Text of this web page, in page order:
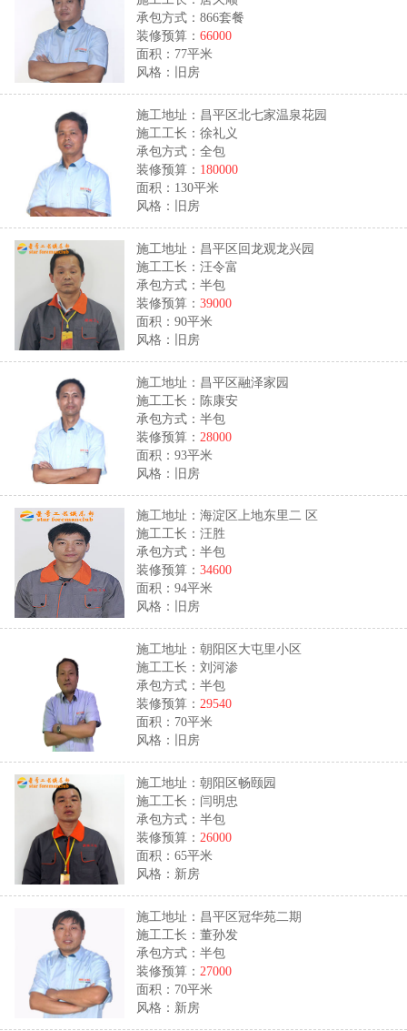
承包方式：866套餐
装修预算：66000
面积：77平米
风格：旧房
施工地址：昌平区北七家温泉花园
施工工长：徐礼义
承包方式：全包
装修预算： 180000
面积：130平米
风格：旧房
施工地址：昌平区回龙观龙兴园
施工工长：汪令富
承包方式：半包
装修预算：39000
面积：90平米
风格：旧房
施工地址：昌平区融泽家园
施工工长：陈康安
承包方式：半包
装修预算： 28000
面积：93平米
风格：旧房
施工地址：海淀区上地东里二 区
施工工长：汪胜
承包方式：半包
装修预算：34600
面积：94平米
风格：旧房
施工地址：朝阳区大屯里小区
施工工长：刘河渗
承包方式：半包
装修预算：29540
面积：70平米
风格：旧房
施工地址：朝阳区畅颐园
施工工长：闫明忠
承包方式：半包
装修预算： 26000
面积：65平米
风格：新房
施工地址：昌平区冠华苑二期
施工工长：董孙发
承包方式：半包
装修预算： 27000
面积：70平米
风格：新房